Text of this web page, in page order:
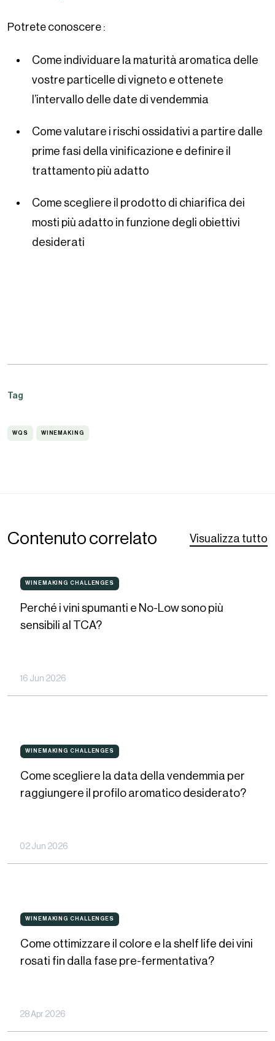
Potrete conoscere :
Come individuare la maturità aromatica delle
vostre particelle di vigneto e ottenete
l’intervallo delle date di vendemmia
Come valutare i rischi ossidativi a partire dalle
prime fasi della vinificazione e definire il
trattamento più adatto
Come scegliere il prodotto di chiarifica dei
mosti più adatto in funzione degli obiettivi
desiderati
Tag
WQS
WQS WINEMAKING
WINEMAKING
Contenuto correlato Visualizza tutto
Perché
vini
No-
sensibili
TCA?
WINEMAKING
CHALLENGES
WINEMAKING CHALLENGES
Perché i vini spumanti e No-Low sono più
sensibili al TCA?
16 Jun 2026
Come
scegliere
vendemmia
profilo
aromatico
desiderato?
WINEMAKING
CHALLENGES
WINEMAKING CHALLENGES
Come scegliere la data della vendemmia per
raggiungere il profilo aromatico desiderato?
02 Jun 2026
Come
ottimizzare
WINEMAKING
CHALLENGES
WINEMAKING CHALLENGES
Come ottimizzare il colore e la shelf life dei vini
rosati fin dalla fase pre-fermentativa?
28 Apr 2026